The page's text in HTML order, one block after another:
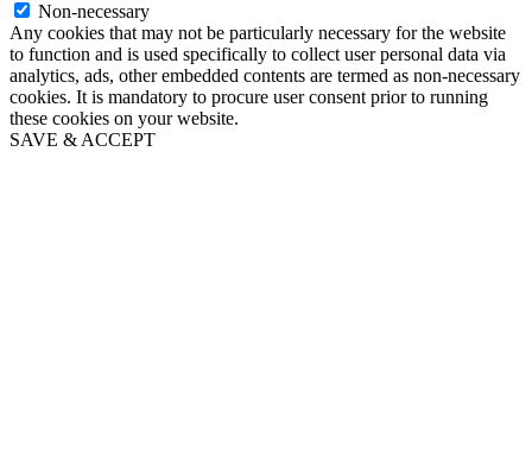
Non-necessary
Any cookies that may not be particularly necessary for the website
to function and is used specifically to collect user personal data via
analytics, ads, other embedded contents are termed as non-necessary
cookies. It is mandatory to procure user consent prior to running
these cookies on your website.
SAVE & ACCEPT